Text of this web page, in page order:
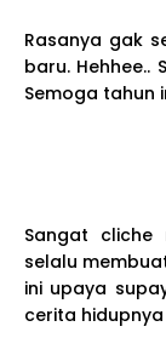
Rasanya gak
baru. Hehhee..
Semoga tahun
Sangat
selalu
ini upaya
cerita